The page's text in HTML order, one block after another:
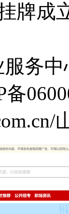
牌成
服务中
备